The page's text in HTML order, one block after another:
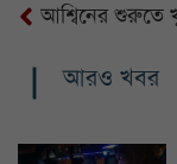
আরও খবর